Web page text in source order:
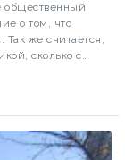
общественный
о том, что
Так же считается,
сколько с